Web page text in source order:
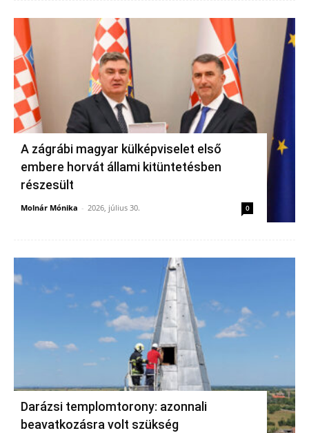
A zágrábi magyar külképviselet első
embere horvát állami kitüntetésben
részesült
Molnár Mónika - 2026, július 30. 0
Darázsi templomtorony: azonnali
beavatkozásra volt szükség